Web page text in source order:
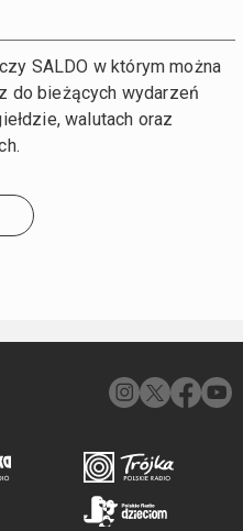
SALDO w którym można
do bieżących wydarzeń
walutach oraz